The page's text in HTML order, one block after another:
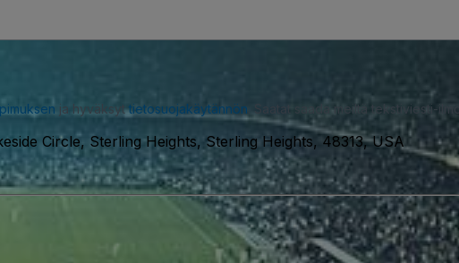
ja hyväksyttietosuojakäytännön . Saatat saada meiltä tekstiviesti-
Circle, Sterling Heights, Sterling Heights, 48313, USA